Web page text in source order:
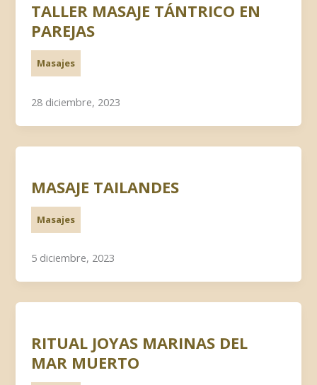
TALLER MASAJE TÁNTRICO EN
PAREJAS
Masajes
28 diciembre, 2023
MASAJE TAILANDES
Masajes
5 diciembre, 2023
RITUAL JOYAS MARINAS DEL
MAR MUERTO